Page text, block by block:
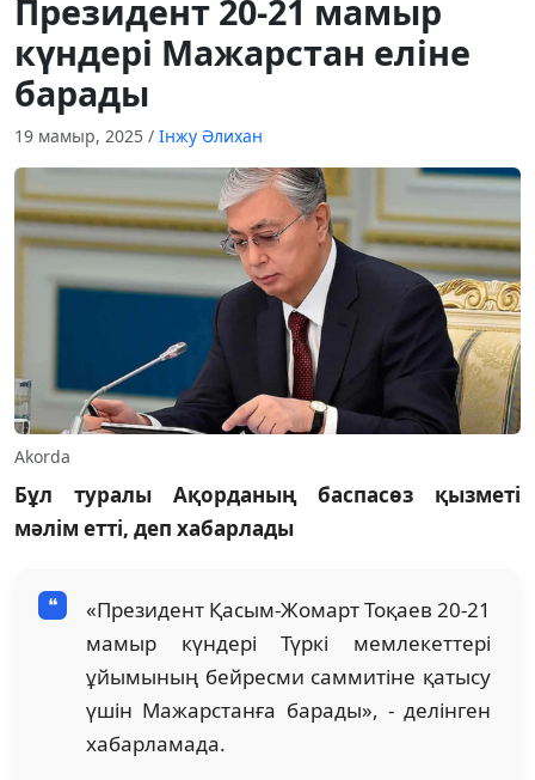
Президент 20-21 мамыр
күндері Мажарстан еліне
барады
19 мамыр, 2025 / Інжу Әлихан
Akorda
Бұл туралы Ақорданың баспасөз қызметі
мәлім етті, деп хабарлады
«Президент Қасым-Жомарт Тоқаев 20-21
мамыр күндері Түркі мемлекеттері
ұйымының бейресми саммитіне қатысу
үшін Мажарстанға барады», - делінген
хабарламада.